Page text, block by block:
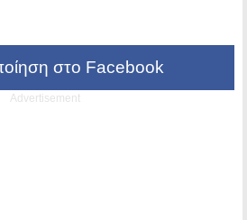
στο Facebook
Advertisement